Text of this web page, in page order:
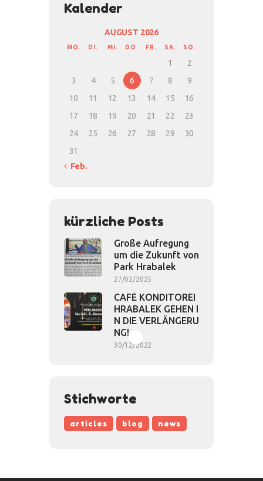
Kalender
AUGUST 2026
MO. DI. MI. DO. FR. SA. SO.
1
2
3
4 5 6 7 8
9
10
11 12 13 14 15
16
17
18 19 20 21 22
23
24
25 26 27 28 29
30
31
« Feb.
kürzliche Posts
Große Aufregung
um die Zukunft von
Park Hrabalek
27/02/2025
CAFÉ KONDITOREI
HRABALEK GEHEN I
N DIE VERLÄNGERU
NG!
30/12/2022
Stichworte
articles blog news